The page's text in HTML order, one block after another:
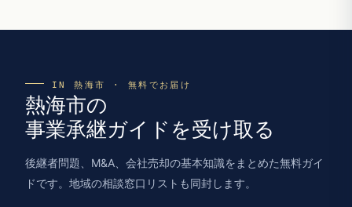
IN 熱海市 · 無料でお届け
熱海市の
事業承継ガイドを受け取る
後継者問題、M&A、会社売却の基本知識をまとめた無料ガイ
ドです。地域の相談窓口リストも同封します。